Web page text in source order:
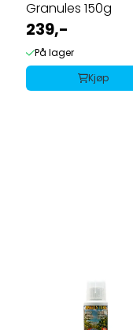
Granules 150g
239,-
På lager
Kjøp